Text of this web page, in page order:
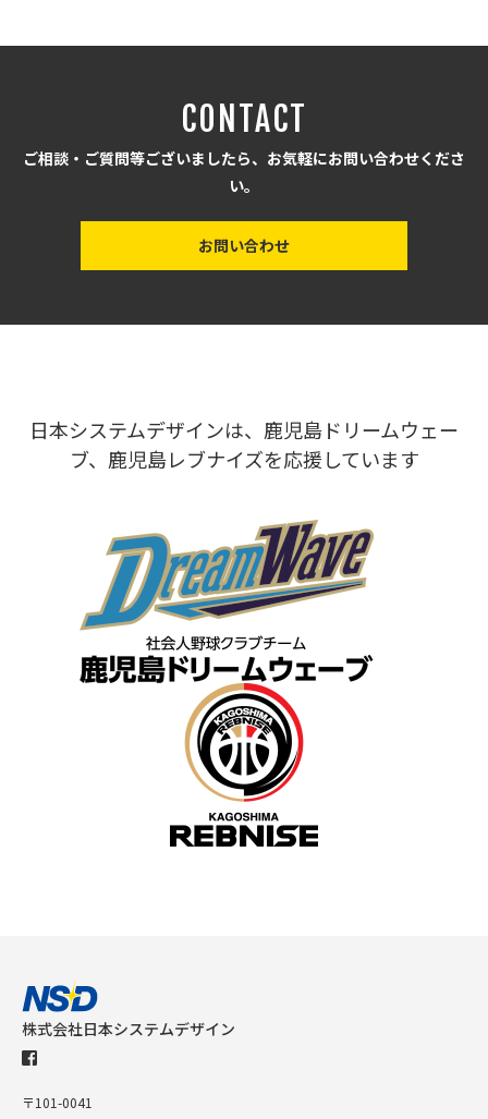
CONTACT
ご相談・ご質問等ございましたら、お気軽にお問い合わせくださ
い。
お問い合わせ
日本システムデザインは、鹿児島ドリームウェー
ブ、鹿児島レブナイズを応援しています
株式会社日本システムデザイン
〒101-0041